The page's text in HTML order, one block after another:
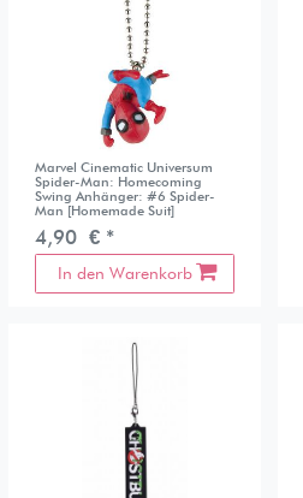
Marvel Cinematic Universum
Spider-Man: Homecoming
Swing Anhänger: #6 Spider-
Man [Homemade Suit]
4,90 € *
In den Warenkorb